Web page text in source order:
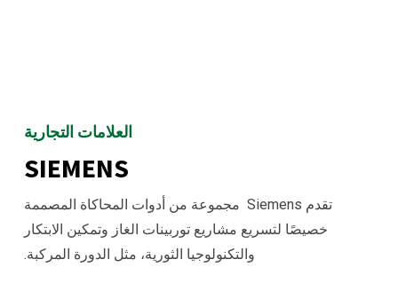
العلامات التجارية
SIEMENS
تقدم Siemens مجموعة من أدوات المحاكاة المصممة
خصيصًا لتسريع مشاريع توربينات الغاز وتمكين الابتكار
والتكنولوجيا الثورية، مثل الدورة المركبة.